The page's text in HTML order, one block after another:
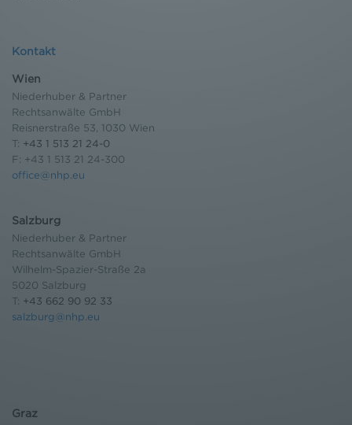
Kontakt
Wien
Niederhuber & Partner
Rechtsanwälte GmbH
Reisnerstraße 53, 1030 Wien
T: +43 1 513 21 24-0
F: +43 1 513 21 24-300
office@nhp.eu
Salzburg
Niederhuber & Partner
Rechtsanwälte GmbH
Wilhelm-Spazier-Straße 2a
5020 Salzburg
T: +43 662 90 92 33
salzburg@nhp.eu
Graz